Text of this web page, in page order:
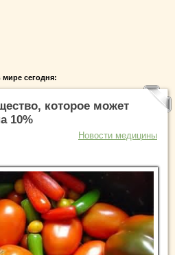
сегодня:
которое может
10%
Новости медицины